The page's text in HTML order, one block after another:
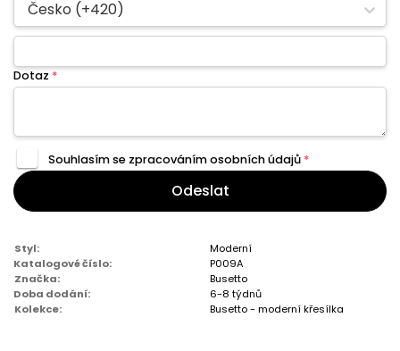
Česko (+420)
Dotaz *
Souhlasím se zpracovánímosobních údajů *
Odeslat
Styl:
Moderní
Katalogové číslo:
P009A
Značka:
Busetto
Doba dodání:
6-8 týdnů
Kolekce:
Busetto - moderní křesílka